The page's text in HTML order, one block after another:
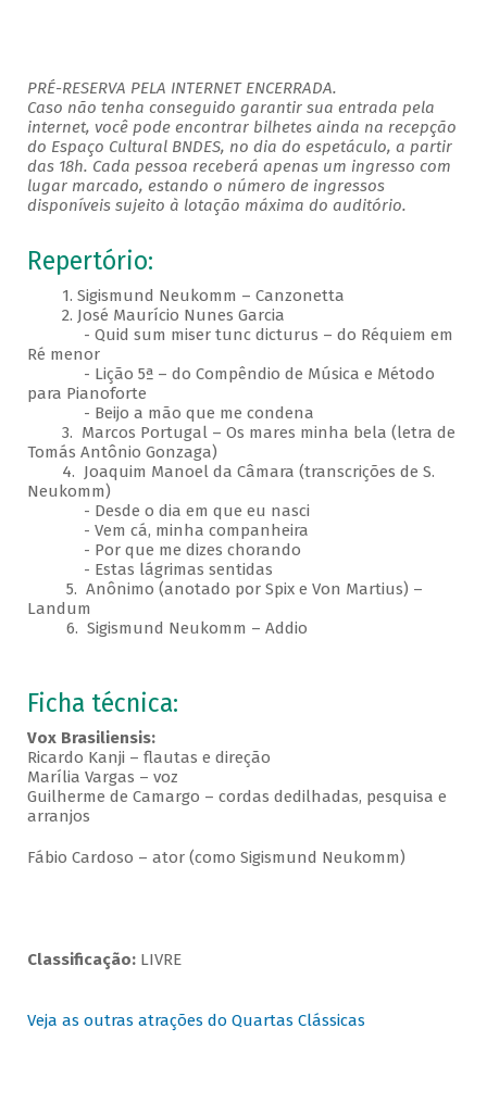
PRÉ-RESERVA PELA INTERNET ENCERRADA.
Caso não tenha conseguido garantir sua entrada pela
internet, você pode encontrar bilhetes ainda na recepção
do Espaço Cultural BNDES, no dia do espetáculo, a partir
das 18h. Cada pessoa receberá apenas um ingresso com
lugar marcado, estando o número de ingressos
disponíveis sujeito à lotação máxima do auditório.
Repertório:
1. Sigismund Neukomm – Canzonetta
2. José Maurício Nunes Garcia
- Quid sum miser tunc dicturus – do Réquiem em
Ré menor
- Lição 5ª – do Compêndio de Música e Método
para Pianoforte
- Beijo a mão que me condena
3. Marcos Portugal – Os mares minha bela (letra de
Tomás Antônio Gonzaga)
4. Joaquim Manoel da Câmara (transcrições de S.
Neukomm)
- Desde o dia em que eu nasci
- Vem cá, minha companheira
- Por que me dizes chorando
- Estas lágrimas sentidas
5. Anônimo (anotado por Spix e Von Martius) –
Landum
6. Sigismund Neukomm – Addio​
Ficha técnica:
Vox Brasiliensis:
Ricardo Kanji – flautas e direção
Marília Vargas – voz
Guilherme de Camargo – cordas dedilhadas, pesquisa e
arranjos
Fábio Cardoso – ator (como Sigismund Neukomm)
Classificação:LIVRE
Veja as outras atrações do Quartas Clássicas